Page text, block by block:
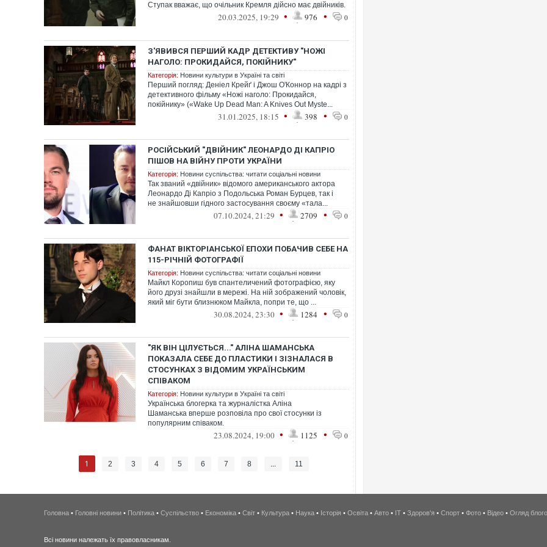
Ступак вважає, що очільник Кремля дійсно має двійників.
20.03.2025, 19:29 • 976 • 0
З'ЯВИВСЯ ПЕРШИЙ КАДР ДЕТЕКТИВУ "НОЖІ
НАГОЛО: ПРОКИДАЙСЯ, ПОКІЙНИКУ"
Категорія: Новини культури в Україні та світі
Перший погляд: Деніел Крейґ і Джош О'Коннор на кадрі з
детективного фільму «Ножі наголо: Прокидайся,
покійнику» («Wake Up Dead Man: A Knives Out Myste...
31.01.2025, 18:15 • 398 • 0
РОСІЙСЬКИЙ "ДВІЙНИК" ЛЕОНАРДО ДІ КАПРІО
ПІШОВ НА ВІЙНУ ПРОТИ УКРАЇНИ
Категорія: Новини суспільства: читати соціальні новини
Так званий «двійник» відомого американського актора
Леонардо Ді Капріо з Подольська Роман Бурцев, так і
не знайшовши гідного застосування своєму «тала...
07.10.2024, 21:29 • 2709 • 0
ФАНАТ ВІКТОРІАНСЬКОЇ ЕПОХИ ПОБАЧИВ СЕБЕ НА
115-РІЧНІЙ ФОТОГРАФІЇ
Категорія: Новини суспільства: читати соціальні новини
Майкл Коропиш був спантеличений фотографією, яку
його друзі знайшли в мережі. На ній зображений чоловік,
який міг бути близнюком Майкла, попри те, що ...
30.08.2024, 23:30 • 1284 • 0
"ЯК ВІН ЦІЛУЄТЬСЯ..." АЛІНА ШАМАНСЬКА
ПОКАЗАЛА СЕБЕ ДО ПЛАСТИКИ І ЗІЗНАЛАСЯ В
СТОСУНКАХ З ВІДОМИМ УКРАЇНСЬКИМ
СПІВАКОМ
Категорія: Новини культури в Україні та світі
Українська блогерка та журналістка Аліна
Шаманська вперше розповіла про свої стосунки із
популярним співаком.
23.08.2024, 19:00 • 1125 • 0
1 2 3 4 5 6 7 8 ... 11
Головна • Головні новини • Політика • Суспільство • Економіка • Світ • Культура • Наука • Історія • Освіта • Авто • IT • Здоров'я • Спорт • Фото • Відео • Огляд
Всі новини належать їх правовласникам.